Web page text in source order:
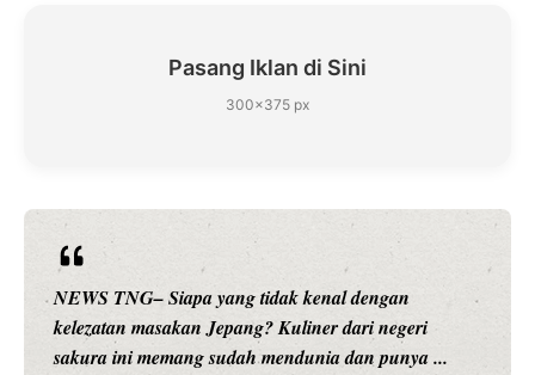
Pasang Iklan di Sini
300×375 px
...
NEWS TNG– Siapa sangka, dua nama
hiburan, Nunung Srimulat dan Vicky
merambah dunia kuliner dengan ...